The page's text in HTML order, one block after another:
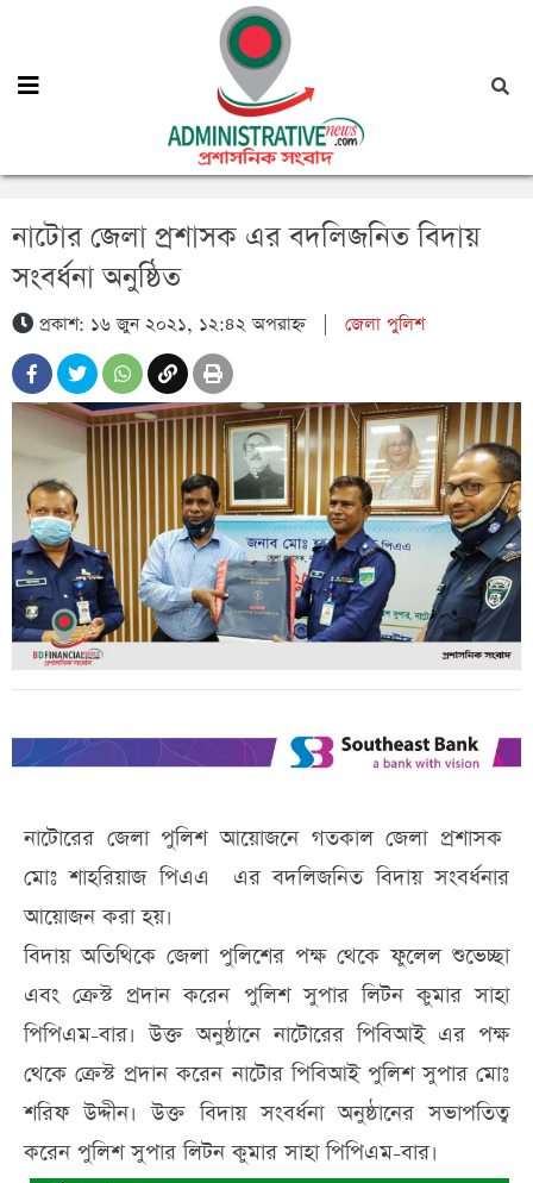
নাটোর জেলা প্রশাসক এর বদলিজনিত বিদায়
সংবর্ধনা অনুষ্ঠিত
প্রকাশ: ১৬ জুন ২০২১, ১২:৪২ অপরাহ্ন| জেলা পুলিশ
নাটোরের জেলা পুলিশ আয়োজনে গতকাল জেলা প্রশাসক
মোঃ শাহরিয়াজ পিএএ এর বদলিজনিত বিদায় সংবর্ধনার
আয়োজন করা হয়।
বিদায় অতিথিকে জেলা পুলিশের পক্ষ থেকে ফুলেল শুভেচ্ছা
এবং ক্রেস্ট প্রদান করেন পুলিশ সুপার লিটন কুমার সাহা
পিপিএম-বার। উক্ত অনুষ্ঠানে নাটোরের পিবিআই এর পক্ষ
থেকে ক্রেস্ট প্রদান করেন নাটোর পিবিআই পুলিশ সুপার মোঃ
শরিফ উদ্দীন। উক্ত বিদায় সংবর্ধনা অনুষ্ঠানের সভাপতিত্ব
করেন পুলিশ সুপার লিটন কুমার সাহা পিপিএম-বার।